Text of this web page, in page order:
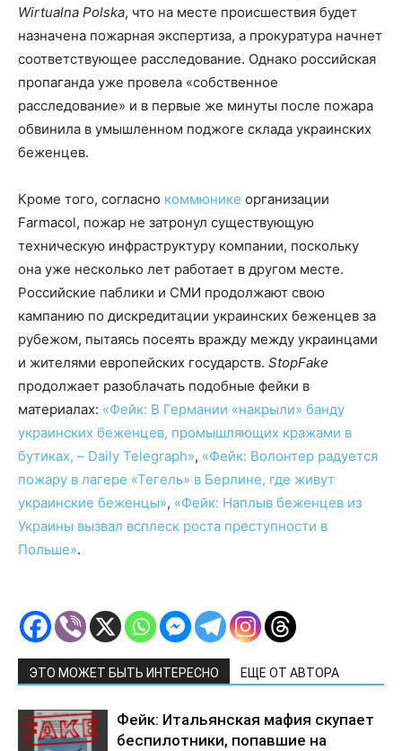
Wirtualna Polska, что на месте происшествия будет
назначена пожарная экспертиза, а прокуратура начнет
соответствующее расследование. Однако российская
пропаганда уже провела «собственное
расследование» и в первые же минуты после пожара
обвинила в умышленном поджоге склада украинских
беженцев.
Кроме того, согласно коммюнике организации
Farmacol, пожар не затронул существующую
техническую инфраструктуру компании, поскольку
она уже несколько лет работает в другом месте.
Российские паблики и СМИ продолжают свою
кампанию по дискредитации украинских беженцев за
рубежом, пытаясь посеять вражду между украинцами
и жителями европейских государств. StopFake
продолжает разоблачать подобные фейки в
материалах: «Фейк: В Германии «накрыли» банду
украинских беженцев, промышляющих кражами в
бутиках, – Daily Telegraph», «Фейк: Волонтер радуется
пожару в лагере «Тегель» в Берлине, где живут
украинские беженцы», «Фейк: Наплыв беженцев из
Украины вызвал всплеск роста преступности в
Польше».
ЭТО МОЖЕТ БЫТЬ ИНТЕРЕСНО ЕЩЕ ОТ АВТОРА
Фейк: Итальянская мафия скупает
беспилотники, попавшие на